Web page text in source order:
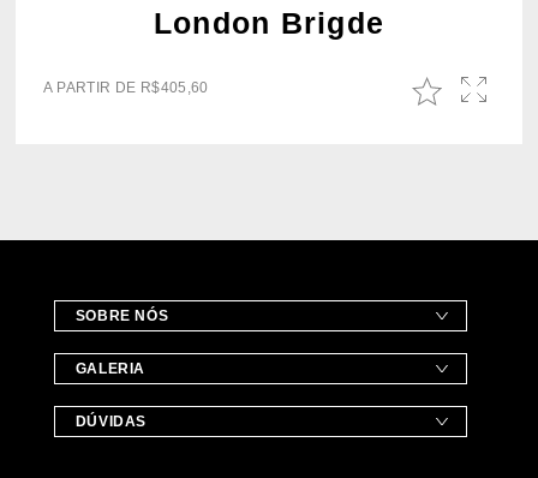
London Brigde
A PARTIR DE R$405,60
SOBRE NÓS
GALERIA
DÚVIDAS